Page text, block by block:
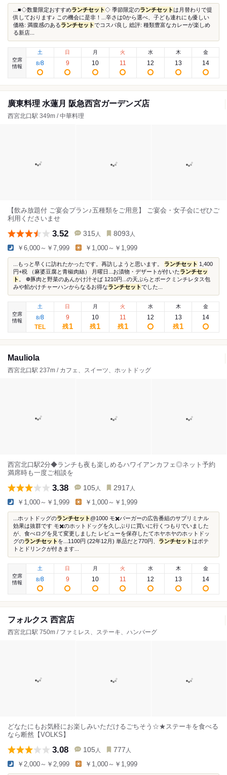
...■◇数量限定おすすめランチセット◇ 季節限定のランチセットは月替わりで提
供しております♪ この機会に是非！...辛さは0から選べ、子ども連れにも優しい
価格: 満腹感のあるランチセットでコスパ良し 総評: 種類豊富なカレーが楽しめ
る新店...
空席
情報
土
8/8
日
9
月
10
火
11
水
12
木
13
金
14
廣東料理 水蓮月 阪急西宮ガーデンズ店
西宮北口駅 349m / 中華料理
【飲み放題付 ご宴会プラン♪五種類をご用意】 ご宴会・女子会にぜひご
利用くださいませ
3.52 315 人 8093 人
￥6,000～￥7,999 ￥1,000～￥1,999
...もっと早くに訪れたかったです。再訪しようと思います。 ランチセット 1,400
円+税 （麻婆豆腐と青椒肉絲） 月曜日...お漬物・デザートが付いたランチセッ
ト
。 ❁豚肉と野菜のあんかけ汁そば 1210円...の天ぷらとポークミンチレタス包
みや餡かけチャーハンからなるお得なランチセットでした...
空席
情報
土
8/8
日
9
残1
月
10
残1
火
11
残1
水
12
木
13
残1
金
14
Mauliola
西宮北口駅 237m / カフェ、スイーツ、ホットドッグ
西宮北口駅2分◆ランチも夜も楽しめるハワイアンカフェ◎ネット予約
満席時も一度ご相談を
3.38 105 人 2917 人
￥1,000～￥1,999 ￥1,000～￥1,999
...ホットドッグのランチセット@1000 モ✖️バーガーの広告番組のサブリミナル
効果は抜群です モ✖️のホットドッグを久しぶりに買いに行くつもりでいました
が、食べログを見て変更しました レビューを保存したてホヤホヤのホットドッ
グのランチセット を...1100円 (22年12月) 単品だと770円、 ランチセットはポテ
トとドリンクが付きます...
空席
情報
土
8/8
日
9
月
10
火
11
水
12
木
13
金
14
フォルクス 西宮店
西宮北口駅 750m / ファミレス、ステーキ、ハンバーグ
どなたにもお気軽にお楽しみいただけるごちそう☆★ステーキを食べる
なら断然【VOLKS】
3.08 105 人 777 人
￥2,000～￥2,999 ￥1,000～￥1,999